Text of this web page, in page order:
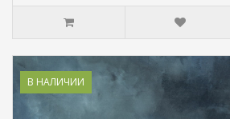
В НАЛИЧИИ